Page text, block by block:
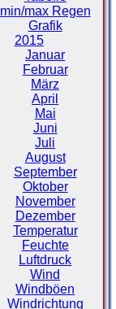
min/max Regen
Grafik
2015
Januar
Februar
März
April
Mai
Juni
Juli
August
September
Oktober
November
Dezember
Temperatur
Feuchte
Luftdruck
Wind
Windböen
Windrichtung